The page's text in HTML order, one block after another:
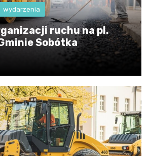
wydarzenia
ruchu na pl.
Sobótka